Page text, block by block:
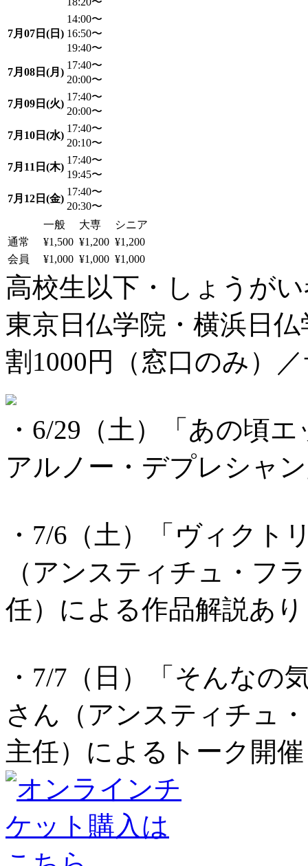
7月07日(日)
14:00〜
16:50〜
19:40〜
7月08日(月)
17:40〜
20:00〜
7月09日(火)
17:40〜
20:00〜
7月10日(水)
17:40〜
20:10〜
7月11日(木)
17:40〜
19:45〜
7月12日(金)
17:40〜
20:30〜
一般
大専
シニア
通常
¥1,500 ¥1,200 ¥1,200
会員
¥1,000 ¥1,000 ¥1,000
高校生以下・しょうがい
東京日仏学院・横浜日
割1000円（窓口のみ）
・6/29（土）「あの頃
アルノー・デプレシャ
・7/6（土）「ヴィクト
（アンスティチュ・フ
任）による作品解説あり
・7/7（日）「そんなの
さん（アンスティチュ
主任）によるトーク開催